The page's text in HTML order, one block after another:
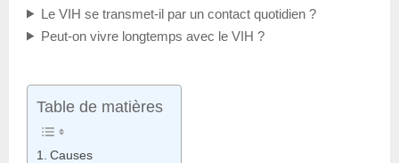
Le VIH se transmet-il par un contact quotidien ?
Peut-on vivre longtemps avec le VIH ?
Table de matières
Causes